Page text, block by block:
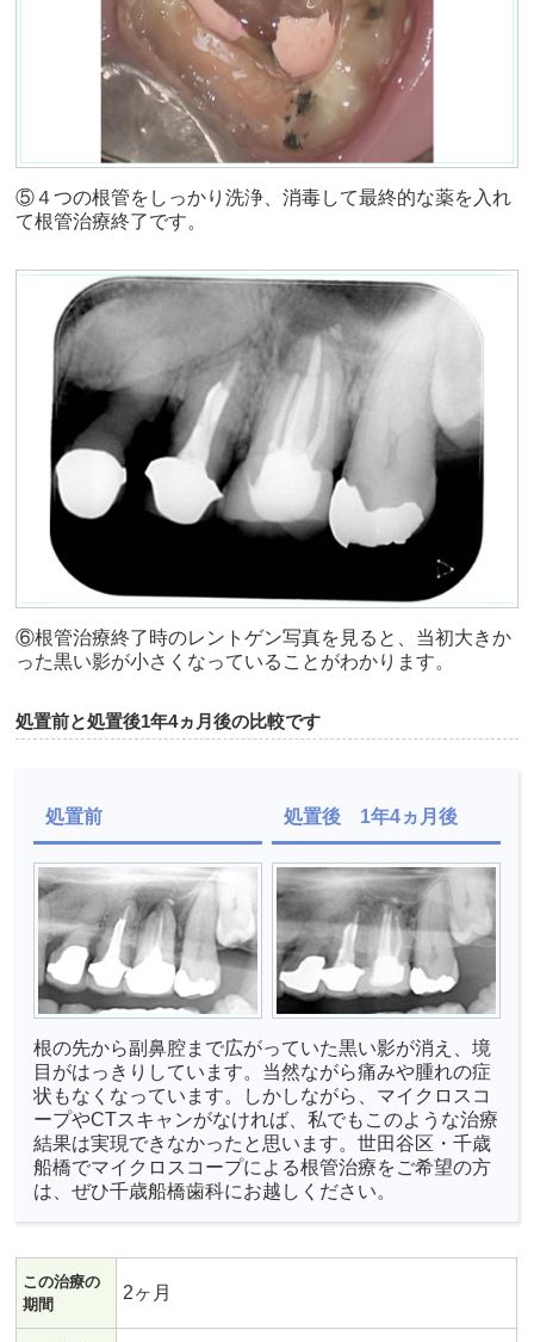
⑤４つの根管をしっかり洗浄、消毒して最終的な薬を入れ
て根管治療終了です。
⑥根管治療終了時のレントゲン写真を見ると、当初大きか
った黒い影が小さくなっていることがわかります。
処置前と処置後1年4ヵ月後の比較です
処置前 処置後 1年4ヵ月後
根の先から副鼻腔まで広がっていた黒い影が消え、境
目がはっきりしています。当然ながら痛みや腫れの症
状もなくなっています。しかしながら、マイクロスコ
ープやCTスキャンがなければ、私でもこのような治療
結果は実現できなかったと思います。世田谷区・千歳
船橋でマイクロスコープによる根管治療をご希望の方
は、ぜひ千歳船橋歯科にお越しください。
この治療の
期間
2ヶ月